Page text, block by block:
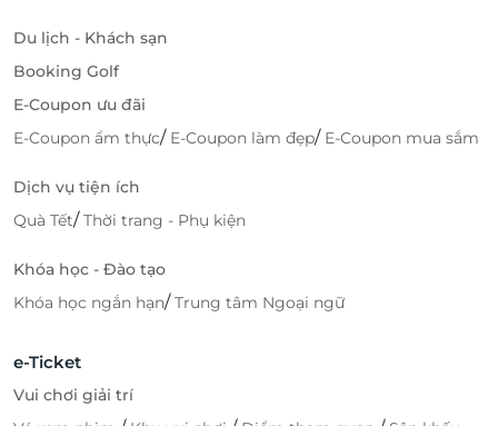
Du lịch - Khách sạn
Booking Golf
E-Coupon ưu đãi
E-Coupon ẩm thực/ E-Coupon làm đẹp/ E-Coupon mua sắm
Dịch vụ tiện ích
Quà Tết/Thời trang - Phụ kiện
Khóa học - Đào tạo
Khóa học ngắn hạn/Trung tâm Ngoại ngữ
e-Ticket
Vui chơi giải trí